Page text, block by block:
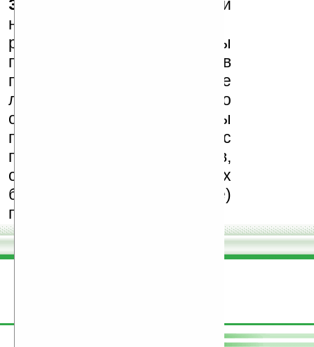
, как и
несанкционированная
реклама (спам). Мы
поддерживаем авторов
программ и развитие
легального программного
обеспечения. Также мы
призываем Вас
поддерживать авторов,
особенно создающих
бесплатные (freeware)
программы.